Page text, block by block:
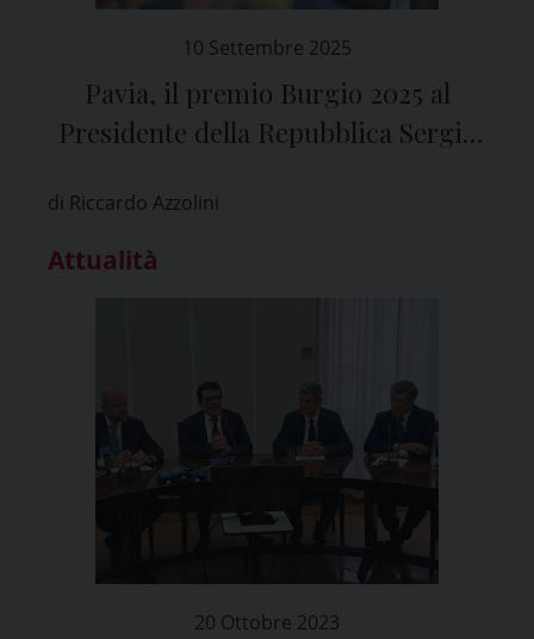
10 Settembre 2025
Pavia, il premio Burgio 2025 al
Presidente della Repubblica Sergio
di Riccardo Azzolini
Attualità
20 Ottobre 2023